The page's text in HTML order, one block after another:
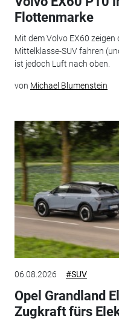
Flottenmarke
Mit dem Volvo EX60 zeigen
Mittelklasse-SUV fahren
ist jedoch Luft nach oben.
von Michael Blumenstein
06.08.2026 #SUV
Opel Grandland
Zugkraft fürs